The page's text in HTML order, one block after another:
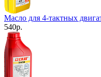
Масло для 4-тактных
540р.